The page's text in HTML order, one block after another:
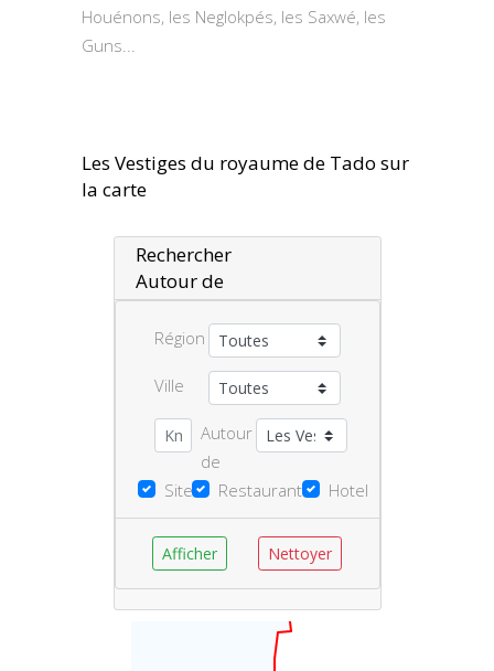
Houénons, les Neglokpés, les Saxwé, les
Guns...
Les Vestiges du royaume de Tado sur
la carte
Rechercher
Autour de
Région
Ville
Autour
de
Site
Restaurant Hotel
Afficher Nettoyer